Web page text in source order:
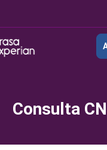
Consulta